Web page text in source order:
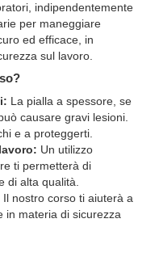
indipendentemente
per maneggiare
ed efficace, in
sul lavoro.
La pialla a spessore, se
causare gravi lesioni.
e a proteggerti.
Un utilizzo
ti permetterà di
di alta qualità.
Il nostro corso ti aiuterà a
in materia di sicurezza